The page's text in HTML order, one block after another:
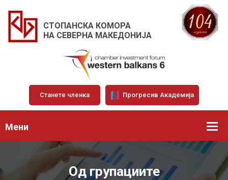
СТОПАНСКА КОМОРА
НА СЕВЕРНА МАКЕДОНИЈА
Станете членка Прогресив Академија
Мени
Од групациите